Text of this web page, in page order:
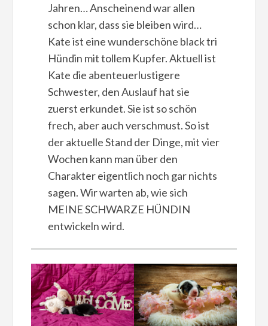
Jahren… Anscheinend war allen
schon klar, dass sie bleiben wird…
Kate ist eine wunderschöne black tri
Hündin mit tollem Kupfer. Aktuell ist
Kate die abenteuerlustigere
Schwester, den Auslauf hat sie
zuerst erkundet. Sie ist so schön
frech, aber auch verschmust. So ist
der aktuelle Stand der Dinge, mit vier
Wochen kann man über den
Charakter eigentlich noch gar nichts
sagen. Wir warten ab, wie sich
MEINE SCHWARZE HÜNDIN
entwickeln wird.